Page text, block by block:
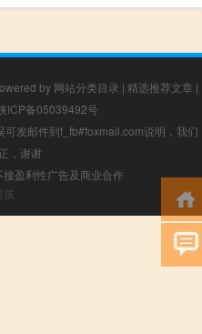
by 网站分类目录 | 精选推荐文章 |
ICP备05039492号
发邮件到f_fb#foxmail.com说明，我们
，谢谢
盈利性广告及商业合作
孩